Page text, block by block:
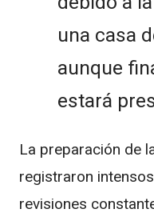
una casa
aunque
estará
La preparación de
registraron
revisiones